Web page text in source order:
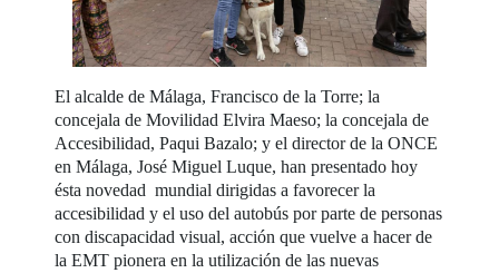
El alcalde de Málaga, Francisco de la Torre; la
concejala de Movilidad Elvira Maeso; la concejala de
Accesibilidad, Paqui Bazalo; y el director de la ONCE
en Málaga, José Miguel Luque, han presentado hoy
ésta novedad mundial dirigidas a favorecer la
accesibilidad y el uso del autobús por parte de personas
con discapacidad visual, acción que vuelve a hacer de
la EMT pionera en la utilización de las nuevas